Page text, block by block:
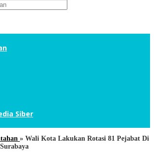
Siber
» Wali Kota Lakukan Rotasi 81 Pejabat Di